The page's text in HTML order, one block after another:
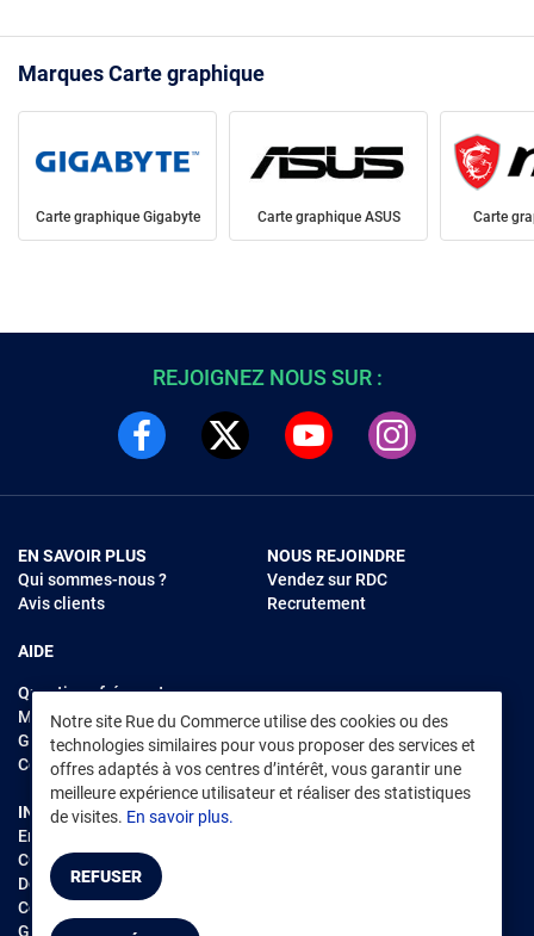
Marques Carte graphique
Carte graphique Gigabyte Carte graphique ASUS Carte
REJOIGNEZ NOUS SUR :
EN SAVOIR PLUS
Qui sommes-nous ?
Avis clients
AIDE
Questions fréquentes
Modes de règlements
Garantie et retours
Contacter Rue du Commerce
NOUS REJOINDRE
Vendez sur RDC
Recrutement
INFORMATIONS LÉGALES
Environnement
CGV /CGU Marketplace
Données personnelles
Cookies
Gérer mes cookies
Notre site Rue du Commerce utilise des cookies ou des
technologies similaires pour vous proposer des services et
offres adaptés à vos centres d’intérêt, vous garantir une
meilleure expérience utilisateur et réaliser des statistiques
de visites. En savoir plus.
REFUSER